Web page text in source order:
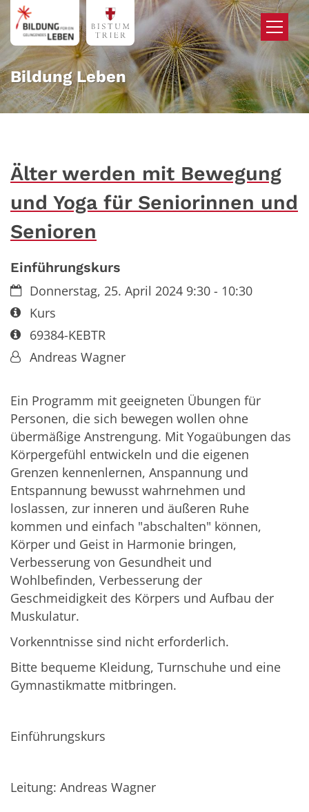
Zum Inhalt springen
Bildung Leben
Älter werden mit Bewegung
und Yoga für Seniorinnen und
Senioren
Einführungskurs
Datum:Donnerstag, 25. April 2024 9:30 - 10:30
Art bzw. Nummer:
Kurs
Art bzw. Nummer:
69384-KEBTR
Von:Andreas Wagner
Ein Programm mit geeigneten Übungen für
Personen, die sich bewegen wollen ohne
übermäßige Anstrengung. Mit Yogaübungen das
Körpergefühl entwickeln und die eigenen
Grenzen kennenlernen, Anspannung und
Entspannung bewusst wahrnehmen und
loslassen, zur inneren und äußeren Ruhe
kommen und einfach "abschalten" können,
Körper und Geist in Harmonie bringen,
Verbesserung von Gesundheit und
Wohlbefinden, Verbesserung der
Geschmeidigkeit des Körpers und Aufbau der
Muskulatur.
Vorkenntnisse sind nicht erforderlich.
Bitte bequeme Kleidung, Turnschuhe und eine
Gymnastikmatte mitbringen.
Einführungskurs
Leitung: Andreas Wagner